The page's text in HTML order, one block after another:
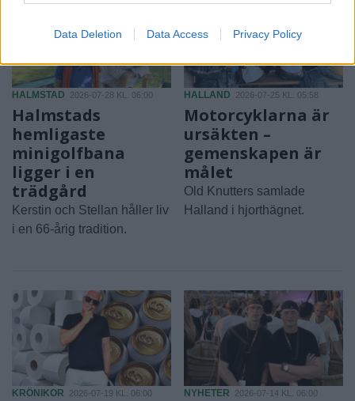
Data Deletion Data Access Privacy Policy
HALMSTAD 2026-07-28 KL. 06:00
Halmstads
hemligaste
minigolfbana
ligger i en
trädgård
Kerstin och Stellan håller liv
i en 66-årig tradition.
HALLAND 2026-07-25 KL. 05:58
Motorcyklarna är
ursäkten –
gemenskapen är
målet
Old Knutters samlade
Halland i hjorthägnet.
KRÖNIKOR 2026-07-19 KL. 06:00 NYHETER 2026-07-14 KL. 06:00